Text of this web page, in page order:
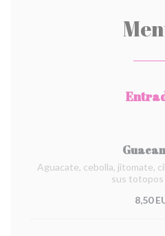
Aguacate, cebolla, jitomate,
sus totopos
8,50